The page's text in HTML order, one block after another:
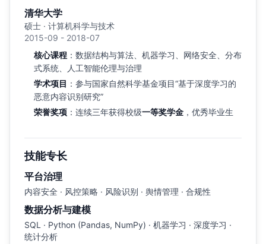
清华大学
硕士 · 计算机科学与技术
2015-09 - 2018-07
核心课程 ：数据结构与算法、机器学习、网络安全、分布
式系统、人工智能伦理与治理
学术项目 ：参与国家自然科学基金项目“基于深度学习的
恶意内容识别研究”
荣誉奖项 ：连续三年获得校级一等奖学金 ，优秀毕业生
技能专长
平台治理
内容安全 · 风控策略 · 风险识别 · 舆情管理 · 合规性
数据分析与建模
SQL · Python (Pandas, NumPy) · 机器学习 · 深度学习 ·
统计分析